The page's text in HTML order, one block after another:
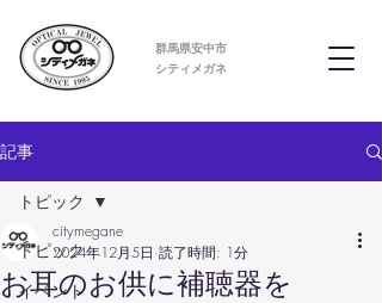
群馬県安中市
​シティメガネ
記事
トピック
イベント
トピック
お耳のお供に補聴器を
citymegane
2024年12月5日 読了時間: 1分